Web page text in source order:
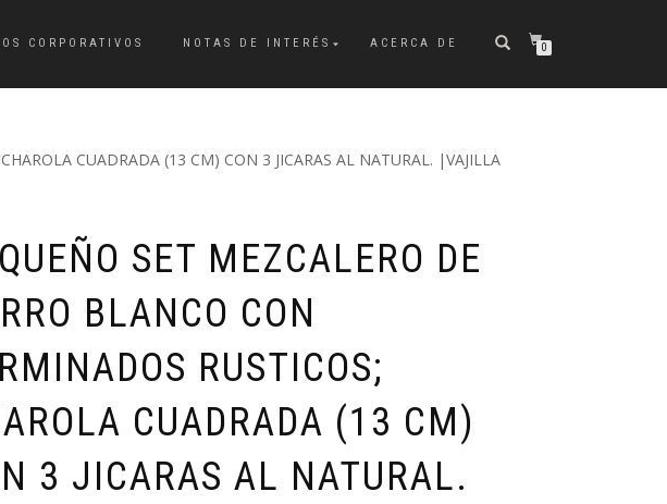
CORPORATIVOS NOTAS DE INTERÉS ACERCA DE 0
CUADRADA (13 CM) CON 3 JICARAS AL NATURAL. |VAJILLA
SET MEZCALERO DE
BLANCO CON
RUSTICOS;
CUADRADA (13 CM)
3 JICARAS AL NATURAL.